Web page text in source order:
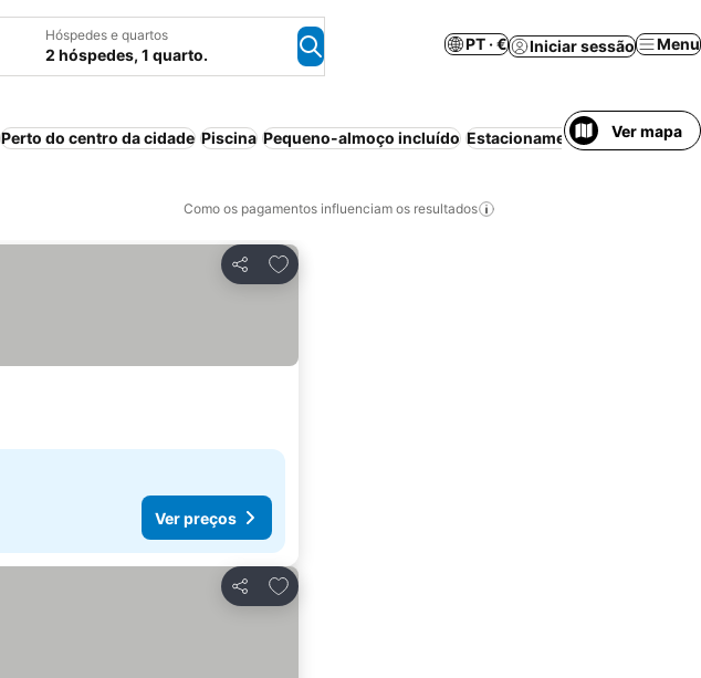
Hóspedes e quartos
2 hóspedes, 1 quarto.
PT · € Iniciar sessão Menu
Perto do centro da cidade Piscina Pequeno-almoço incluído Estacionamento Ver mapa
Como os pagamentos influenciam os resultados
Partilhar
Adicionar aos favoritos
Ver preços
Partilhar
Adicionar aos favoritos